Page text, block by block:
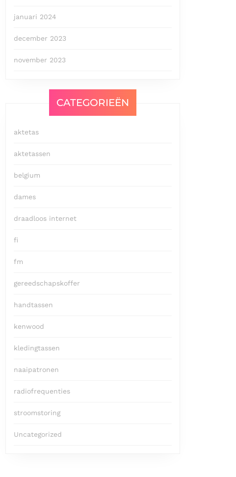
januari 2024
december 2023
november 2023
CATEGORIEËN
aktetas
aktetassen
belgium
dames
draadloos internet
fi
fm
gereedschapskoffer
handtassen
kenwood
kledingtassen
naaipatronen
radiofrequenties
stroomstoring
Uncategorized